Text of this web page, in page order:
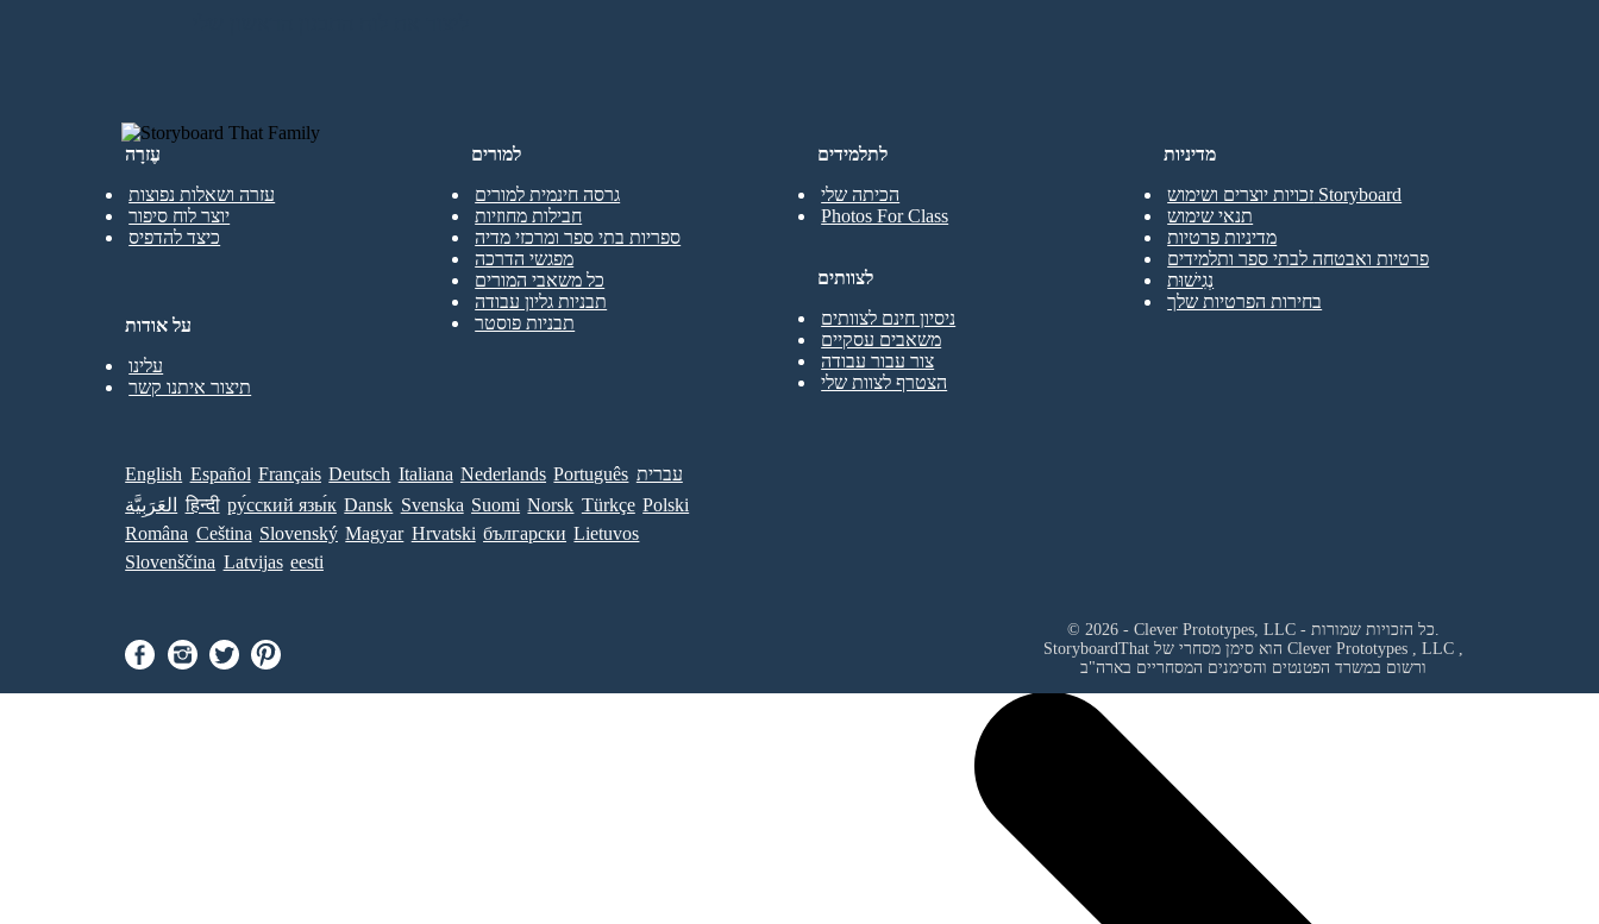
עֶזרָה
עזרה ושאלות נפוצות
יוצר לוח סיפור
כיצד להדפיס
לתלמידים
הכיתה שלי
Photos For Class
למורים
גרסה חינמית למורים
חבילות מחוזיות
ספריות בתי ספר ומרכזי מדיה
מפגשי הדרכה
כל משאבי המורים
תבניות גליון עבודה
תבניות פוסטר
לצוותים
ניסיון חינם לצוותים
משאבים עסקיים
צור עבור עבודה
הצטרף לצוות שלי
על אודות
עלינו
תיצור איתנו קשר
מדיניות
זכויות יוצרים ושימוש Storyboard
תנאי שימוש
מדיניות פרטיות
פרטיות ואבטחה לבתי ספר ותלמידים
נְגִישׁוּת
בחירות הפרטיות שלך
English Español Français Deutsch Italiana Nederlands Português עברית
العَرَبِيَّة
हिन्दी ру́сский язы́к Dansk Svenska Suomi Norsk Türkçe Polski
Româna Ceština Slovenský Magyar Hrvatski български Lietuvos
Slovenščina Latvijas eesti
Clever Prototypes , LLC
ורשום במשרד הפטנטים והסימנים המסחריים בארה"ב